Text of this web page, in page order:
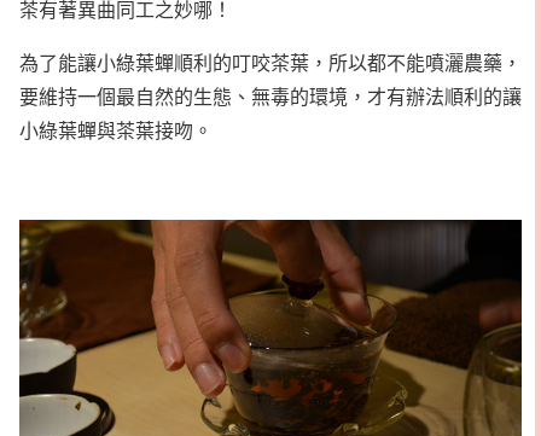
茶有著異曲同工之妙哪！
為了能讓小綠葉蟬順利的叮咬茶葉，所以都不能噴灑農藥，
要維持一個最自然的生態、無毒的環境，才有辦法順利的讓
小綠葉蟬與茶葉接吻。